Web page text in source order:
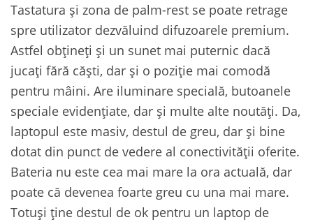
Tastatura și zona de palm-rest se poate retrage
spre utilizator dezvăluind difuzoarele premium.
Astfel obțineți și un sunet mai puternic dacă
jucați fără căști, dar și o poziție mai comodă
pentru mâini. Are iluminare specială, butoanele
speciale evidențiate, dar și multe alte noutăți. Da,
laptopul este masiv, destul de greu, dar și bine
dotat din punct de vedere al conectivității oferite.
Bateria nu este cea mai mare la ora actuală, dar
poate că devenea foarte greu cu una mai mare.
Totuși ține destul de ok pentru un laptop de